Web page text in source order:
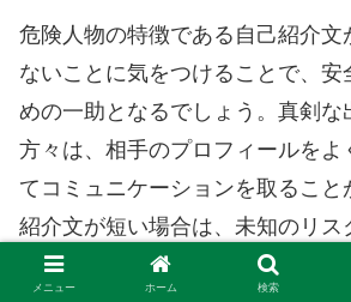
危険人物の特徴である自己紹介文
ないことに気をつけることで、安
めの一助となるでしょう。真剣な
方々は、相手のプロフィールをよ
てコミュニケーションを取ること
紹介文が短い場合は、未知のリス
を持ち、慎重に行動することが重
メニュー ホーム 検索